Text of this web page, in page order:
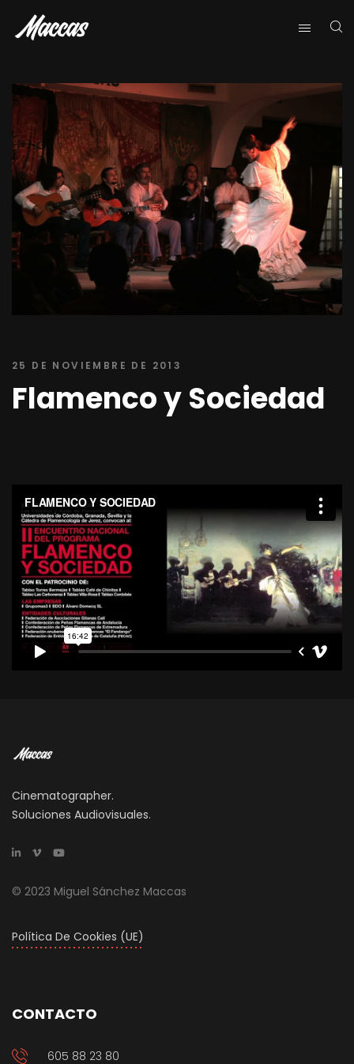
25 DE NOVIEMBRE DE 2013
Flamenco y Sociedad
Cinematographer.
Soluciones Audiovisuales.
© 2023 Miguel Sánchez Maccas
Política De Cookies (UE)
CONTACTO
605 88 23 80